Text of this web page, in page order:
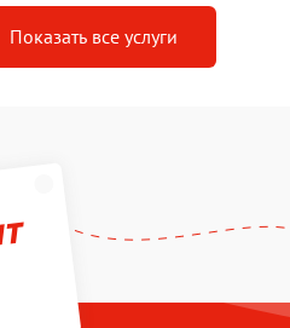
Показать все услуги